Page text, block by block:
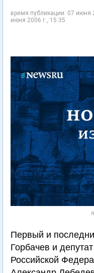
время публикации: 07 июня
июня 2006 г., 15:35
Первый и
Горбачев и
Российской